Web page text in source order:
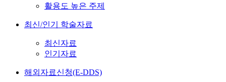
활용도 높은 주제
최신/인기 학술자료
최신자료
인기자료
해외자료신청(E-DDS)